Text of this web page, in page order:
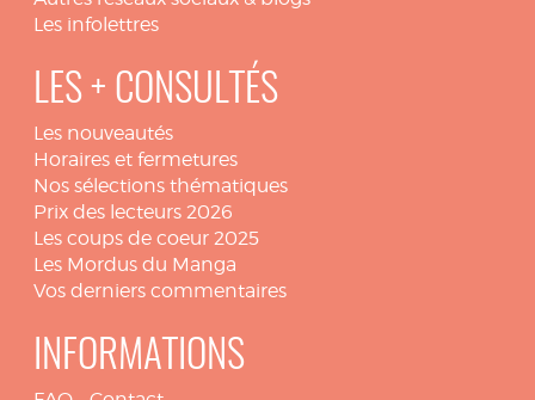
Les infolettres
LES + CONSULTÉS
Les nouveautés
Horaires et fermetures
Nos sélections thématiques
Prix des lecteurs 2026
Les coups de coeur 2025
Les Mordus du Manga
Vos derniers commentaires
INFORMATIONS